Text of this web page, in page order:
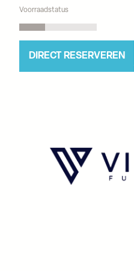
Voorraadstatus
DIRECT RESERVEREN